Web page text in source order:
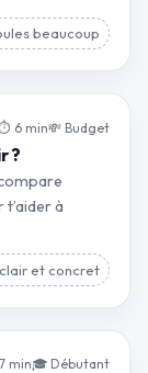
beaucoup
6 min💸 Budget
?
t’aider à
et concret
min🎓 Débutant